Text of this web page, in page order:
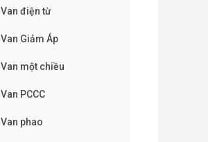
Van điện từ
Van Giảm Áp
Van một chiều
Van PCCC
Van phao